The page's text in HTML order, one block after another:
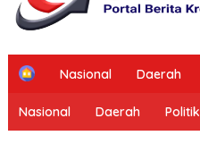
H
m
e
Nasional Daerah
Nasional Daerah Politik